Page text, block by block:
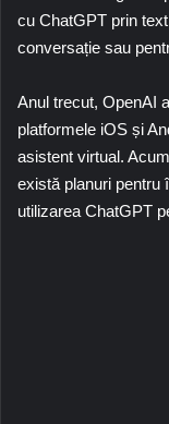
cu ChatGPT prin
conversație sau
Anul trecut, OpenAI
platformele iOS și
asistent virtual.
există planuri pentru
utilizarea ChatGPT